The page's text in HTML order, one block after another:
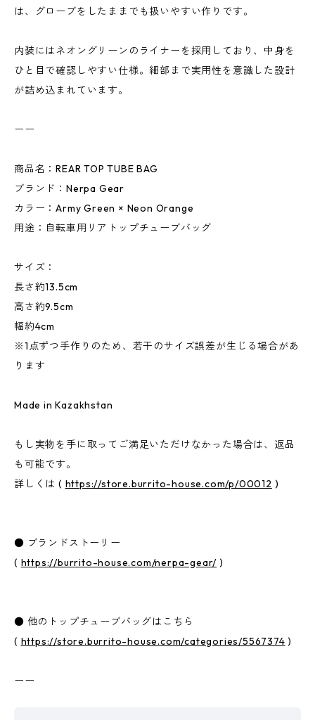
は、グローブをしたままでも扱いやすい作りです。
内装にはネオングリーンのライナーを採用しており、中身を
ひと目で確認しやすい仕様。細部まで実用性を意識した設計
が詰め込まれています。
ーー
商品名：REAR TOP TUBE BAG
ブランド：Nerpa Gear
カラー：Army Green × Neon Orange
用途：自転車用リアトップチューブバッグ
サイズ：
長さ約13.5cm
高さ約9.5cm
幅約4cm
※1点ずつ手作りのため、若干のサイズ誤差が生じる場合があ
ります
Made in Kazakhstan
もし実物を手に取ってご満足いただけなかった場合は、返品
も可能です。
詳しくは ( https://store.burrito-house.com/p/00012 )
● ブランドストーリー
( https://burrito-house.com/nerpa-gear/ )
● 他のトップチューブバッグはこちら
( https://store.burrito-house.com/categories/5567374 )
ーー